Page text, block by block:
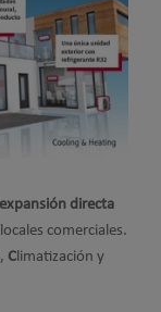
expansión directa
comerciales.
Climatización y